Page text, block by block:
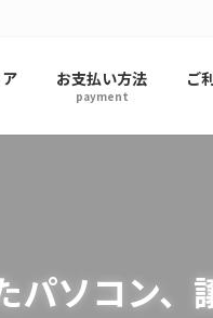
お支払い方法
payment
ご
パソコン、